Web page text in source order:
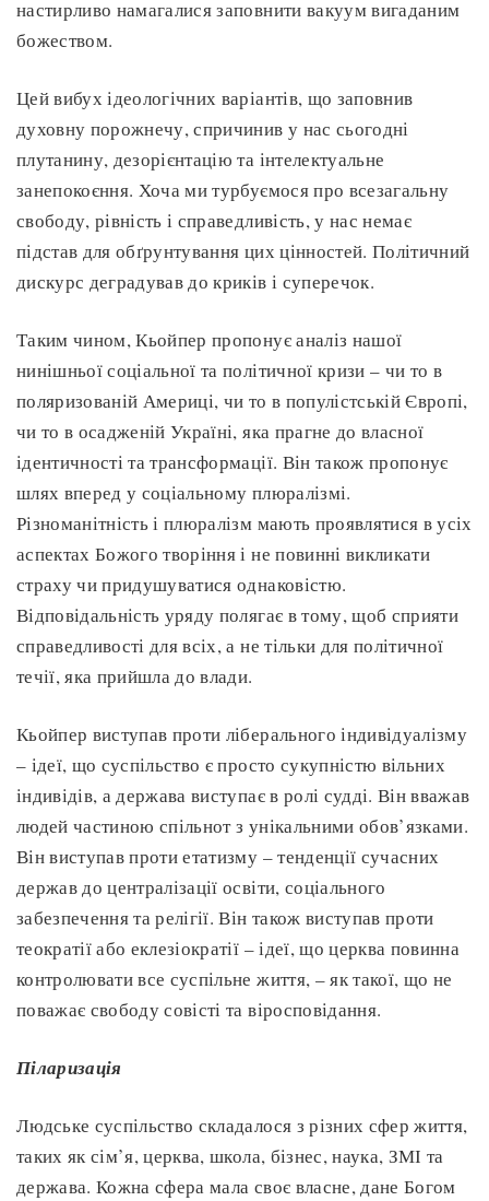
настирливо намагалися заповнити вакуум вигаданим
божеством.
Цей вибух ідеологічних варіантів, що заповнив
духовну порожнечу, спричинив у нас сьогодні
плутанину, дезорієнтацію та інтелектуальне
занепокоєння. Хоча ми турбуємося про всезагальну
свободу, рівність і справедливість, у нас немає
підстав для обґрунтування цих цінностей. Політичний
дискурс деградував до криків і суперечок.
Таким чином, Кьойпер пропонує аналіз нашої
нинішньої соціальної та політичної кризи – чи то в
поляризованій Америці, чи то в популістській Європі,
чи то в осадженій Україні, яка прагне до власної
ідентичності та трансформації. Він також пропонує
шлях вперед у соціальному плюралізмі.
Різноманітність і плюралізм мають проявлятися в усіх
аспектах Божого творіння і не повинні викликати
страху чи придушуватися однаковістю.
Відповідальність уряду полягає в тому, щоб сприяти
справедливості для всіх, а не тільки для політичної
течії, яка прийшла до влади.
Кьойпер виступав проти ліберального індивідуалізму
– ідеї, що суспільство є просто сукупністю вільних
індивідів, а держава виступає в ролі судді. Він вважав
людей частиною спільнот з унікальними обов’язками.
Він виступав проти етатизму – тенденції сучасних
держав до централізації освіти, соціального
забезпечення та релігії. Він також виступав проти
теократії або еклезіократії – ідеї, що церква повинна
контролювати все суспільне життя, – як такої, що не
поважає свободу совісті та віросповідання.
Піларизація
Людське суспільство складалося з різних сфер життя,
таких як сім’я, церква, школа, бізнес, наука, ЗМІ та
держава. Кожна сфера мала своє власне, дане Богом